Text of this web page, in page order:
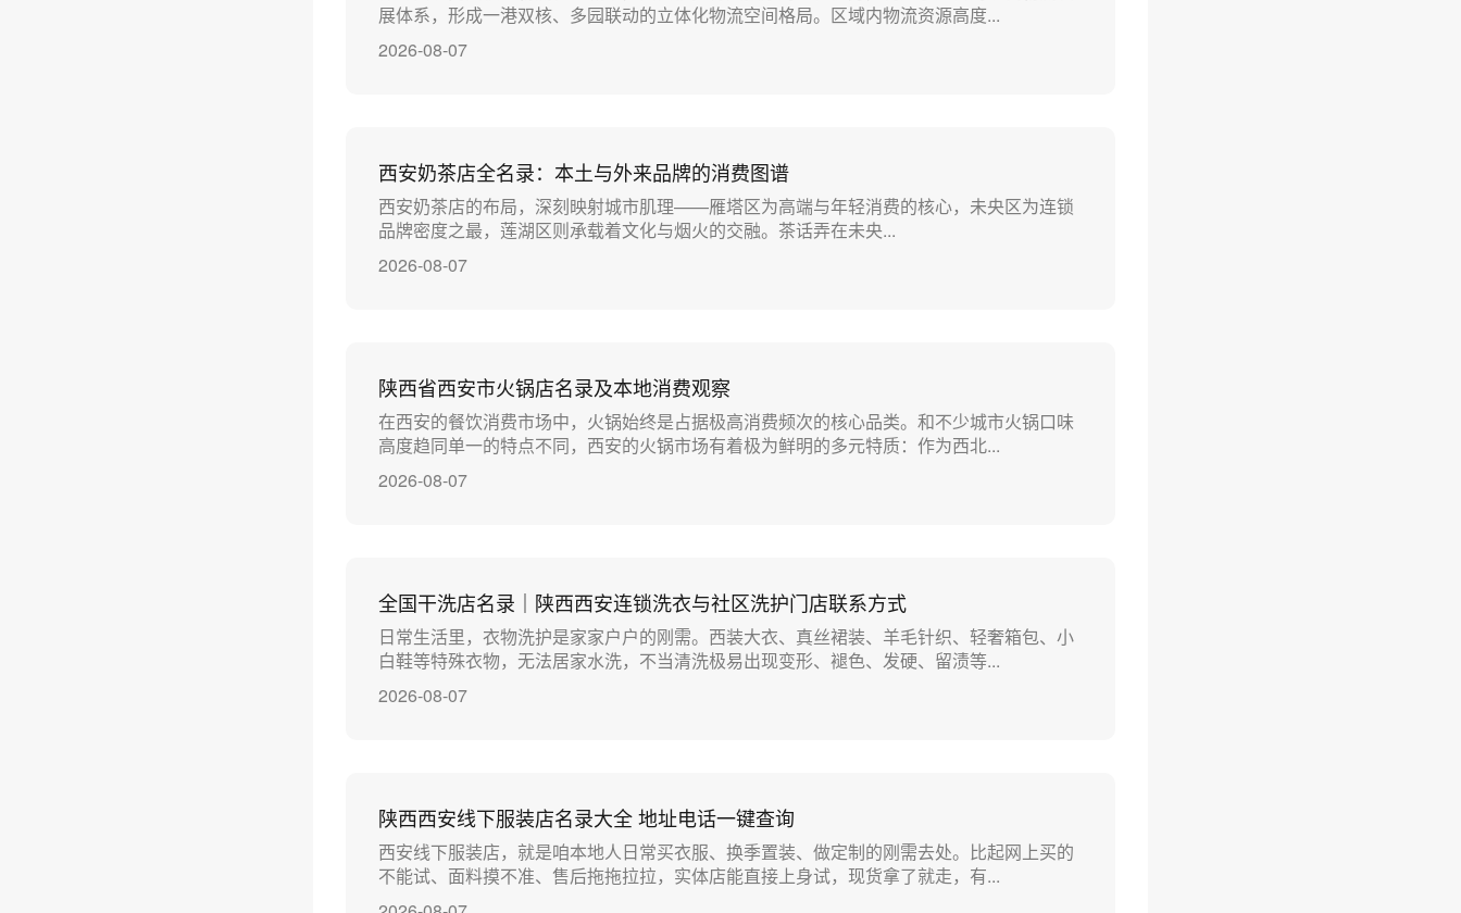
展体系，形成一港双核、多园联动的立体化物流空间格局。区域内物流资源高度...
2026-08-07
‌西安奶茶店全名录：本土与外来品牌的消费图谱
西安奶茶店的布局，深刻映射城市肌理——‌雁塔区‌为高端与年轻消费的核心，‌未央区‌为连锁
品牌密度之最，‌莲湖区‌则承载着文化与烟火的交融。茶话弄在未央...
2026-08-07
陕西省西安市火锅店名录及本地消费观察
在西安的餐饮消费市场中，火锅始终是占据极高消费频次的核心品类。和不少城市火锅口味
高度趋同单一的特点不同，西安的火锅市场有着极为鲜明的多元特质：作为西北...
2026-08-07
全国干洗店名录｜陕西西安连锁洗衣与社区洗护门店联系方式
日常生活里，衣物洗护是家家户户的刚需。西装大衣、真丝裙装、羊毛针织、轻奢箱包、小
白鞋等特殊衣物，无法居家水洗，不当清洗极易出现变形、褪色、发硬、留渍等...
2026-08-07
陕西西安线下服装店名录大全 地址电话一键查询
西安线下服装店，就是咱本地人日常买衣服、换季置装、做定制的刚需去处。比起网上买的
不能试、面料摸不准、售后拖拖拉拉，实体店能直接上身试，现货拿了就走，有...